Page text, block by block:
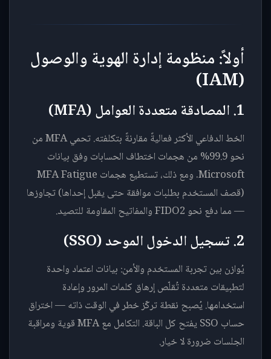
أولاً: منظومة إدارة الهوية والوصول
(IAM)
1. المصادقة متعددة العوامل (MFA)
الخط الدفاعي الأكثر فعاليةً مقارنةً بتكلفته. تحمي MFA من
نحو 99.9% من هجمات اختطاف الحسابات وفق بيانات
Microsoft. ومع ذلك، تستطيع هجمات MFA Fatigue
(قصف المستخدم بطلبات موافقة حتى يقبل إحداها) تجاوزها
— مما دفع نحو FIDO2 والمفاتيح المقاومة للتصيد.
2. تسجيل الدخول الموحد (SSO)
يُوازن بين تجربة المستخدم والأمن: بيانات اعتماد واحدة
لتطبيقات متعددة تُقلّص إرهاق كلمات المرور وإعادة
استخدامها. يُصبح نقطة تركّز خطر في الوقت ذاته — اختراق
حساب SSO يفتح كل الباقة. التكامل مع MFA قوية ومراقبة
الجلسات ضرورة لا خيار.